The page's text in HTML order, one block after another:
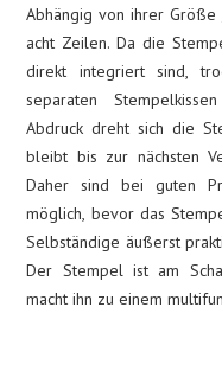
Abhängig von ihrer Größe
acht Zeilen. Da die
direkt integriert sind,
separaten
Abdruck dreht sich die
bleibt bis zur nächsten
Daher sind bei guten
möglich, bevor das
Selbständige äußerst
Der Stempel ist am
macht ihn zu einem